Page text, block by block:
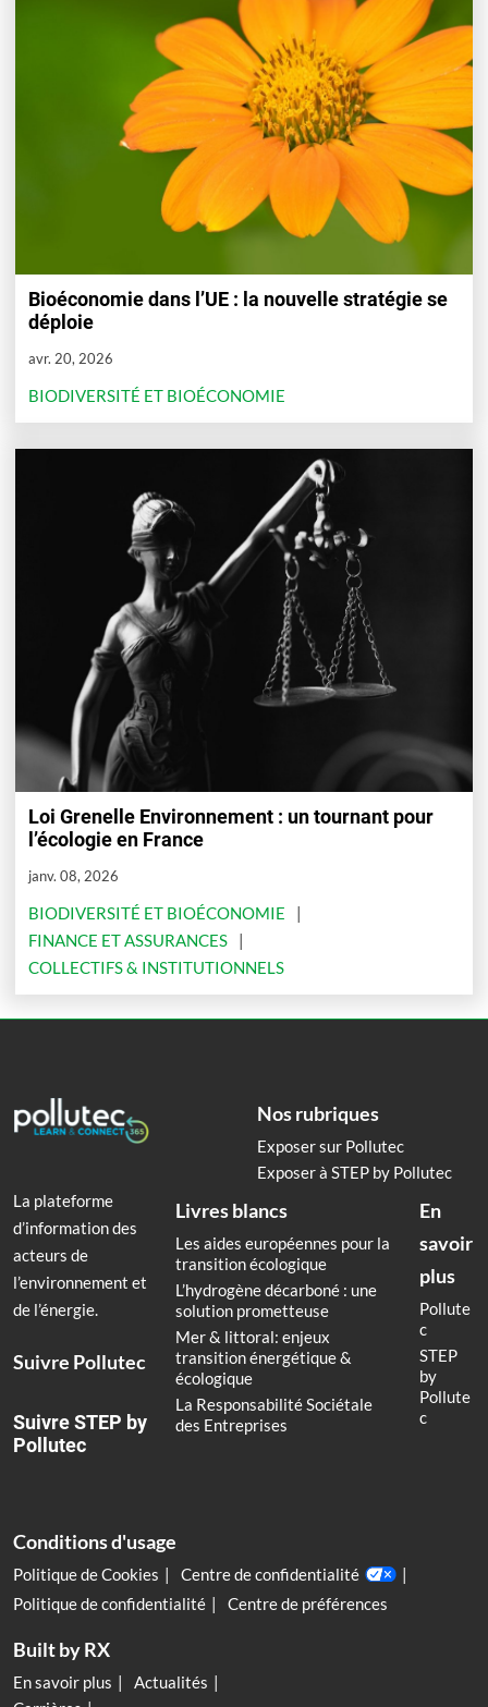
Bioéconomie dans l’UE : la nouvelle stratégie se
déploie
avr. 20, 2026
BIODIVERSITÉ ET BIOÉCONOMIE
Loi Grenelle Environnement : un tournant pour
l’écologie en France
janv. 08, 2026
BIODIVERSITÉ ET BIOÉCONOMIE
FINANCE ET ASSURANCES
COLLECTIFS & INSTITUTIONNELS
La plateforme
d’information des
acteurs de
l’environnement et
de l’énergie.
Suivre Pollutec
Suivre STEP by
Pollutec
Nos rubriques
Exposer sur Pollutec
Exposer à STEP by Pollutec
Livres blancs
Les aides européennes pour la
transition écologique
L’hydrogène décarboné : une
solution prometteuse
Mer & littoral: enjeux
transition énergétique &
écologique
La Responsabilité Sociétale
des Entreprises
En
savoir
plus
Pollute
c
STEP
by
Pollute
c
Conditions d'usage
Politique de Cookies
Centre de confidentialité
Politique de confidentialité
Centre de préférences
Built by RX
En savoir plus
Actualités